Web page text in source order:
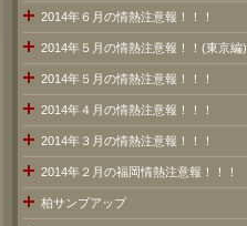
2014年６月の情熱注意報！！！
2014年５月の情熱注意報！！(東京編)
2014年５月の情熱注意報！！！
2014年４月の情熱注意報！！！
2014年３月の情熱注意報！！！
2014年２月の福岡情熱注意報！！！
柏サンブアップ